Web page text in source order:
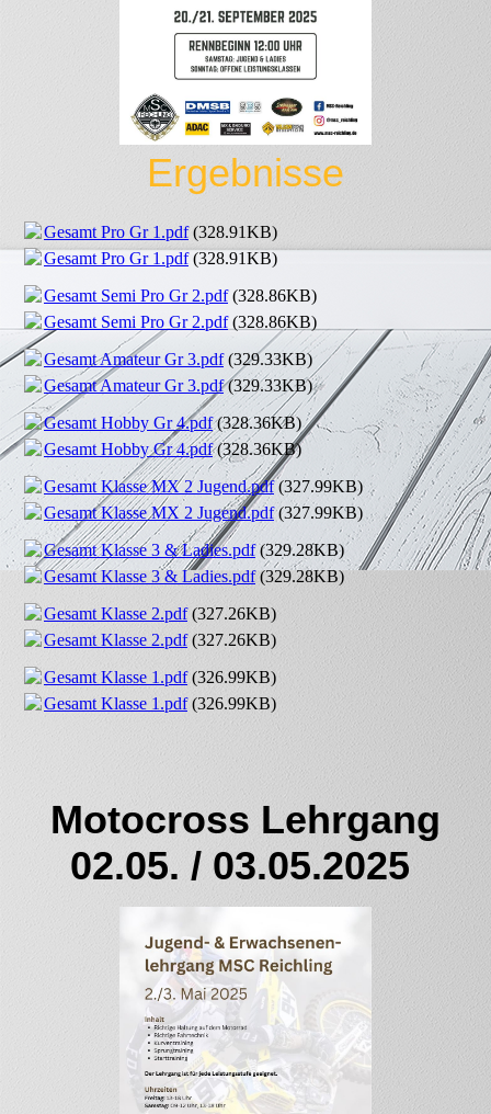
Ergebnisse
Gesamt Pro Gr 1.pdf(328.91KB)
Gesamt Pro Gr 1.pdf(328.91KB)
Gesamt Semi Pro Gr 2.pdf(328.86KB)
Gesamt Semi Pro Gr 2.pdf(328.86KB)
Gesamt Amateur Gr 3.pdf(329.33KB)
Gesamt Amateur Gr 3.pdf(329.33KB)
Gesamt Hobby Gr 4.pdf(328.36KB)
Gesamt Hobby Gr 4.pdf(328.36KB)
Gesamt Klasse MX 2 Jugend.pdf(327.99KB)
Gesamt Klasse MX 2 Jugend.pdf(327.99KB)
Gesamt Klasse 3 & Ladies.pdf(329.28KB)
Gesamt Klasse 3 & Ladies.pdf(329.28KB)
Gesamt Klasse 2.pdf(327.26KB)
Gesamt Klasse 2.pdf(327.26KB)
Gesamt Klasse 1.pdf(326.99KB)
Gesamt Klasse 1.pdf(326.99KB)
Motocross Lehrgang
02.05. / 03.05.2025